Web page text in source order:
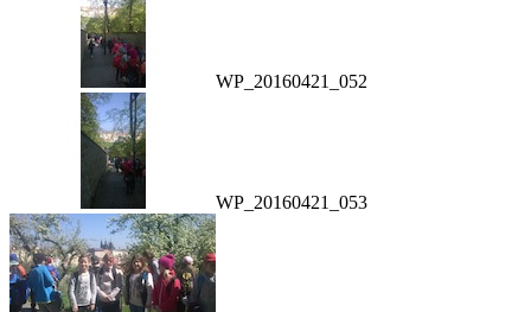
WP_20160421_052
WP_20160421_053